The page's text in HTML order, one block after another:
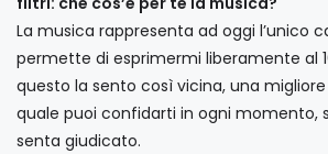
La musica rappresenta ad oggi l’unico
permette di esprimermi liberamente al
questo la sento così vicina, una
quale puoi confidarti in ogni momento,
senta giudicato.